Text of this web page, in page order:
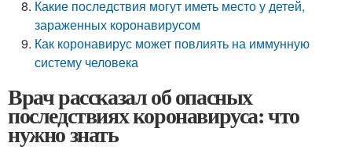
Какие последствия могут иметь место у детей,
зараженных коронавирусом
Как коронавирус может повлиять на иммунную
систему человека
Врач рассказал об опасных
последствиях коронавируса: что
нужно знать